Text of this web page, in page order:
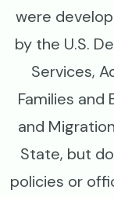
were
by the U.S.
Services,
Families and
and
State, but
policies or